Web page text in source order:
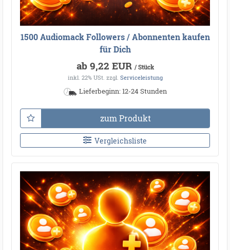
1500 Audiomack Followers / Abonnenten kaufen
für Dich
ab 9,22 EUR / Stück
inkl. 22% USt. zzgl. Serviceleistung
Lieferbeginn: 12-24 Stunden
zum Produkt
Vergleichsliste